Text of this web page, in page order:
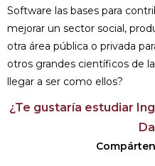
Software las bases para
mejorar un sector social,
otra área pública o privada
otros grandes científicos de
llegar a ser como ellos?
¿Te gustaría estudiar